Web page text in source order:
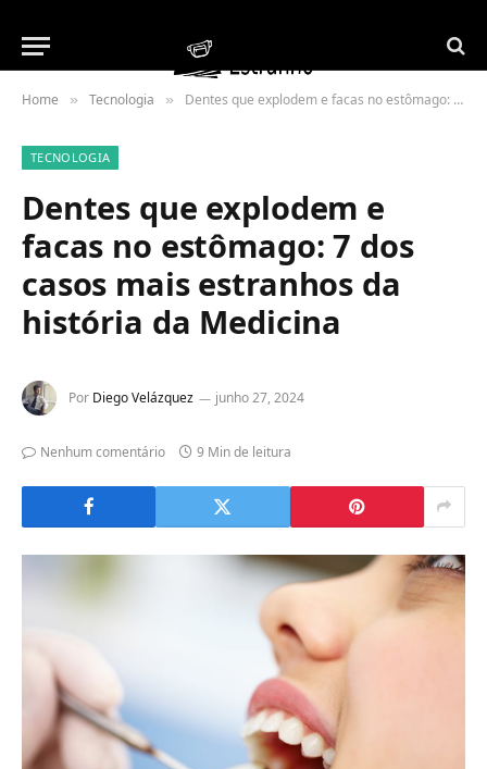
Home » Tecnologia » Dentes que explodem e facas no estômago: 7 dos casos mais estranhos da história da Medicina
TECNOLOGIA
Dentes que explodem e
facas no estômago: 7 dos
casos mais estranhos da
história da Medicina
Por Diego Velázquez junho 27, 2024
Nenhum comentário 9 Min de leitura